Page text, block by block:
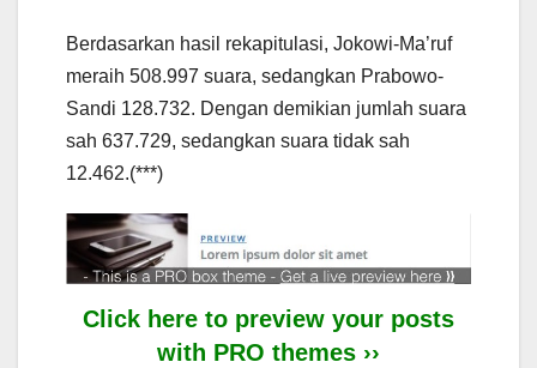
Berdasarkan hasil rekapitulasi, Jokowi-Ma’ruf
meraih 508.997 suara, sedangkan Prabowo-
Sandi 128.732. Dengan demikian jumlah suara
sah 637.729, sedangkan suara tidak sah
12.462.(***)
Click here to preview your posts
with PRO themes ››